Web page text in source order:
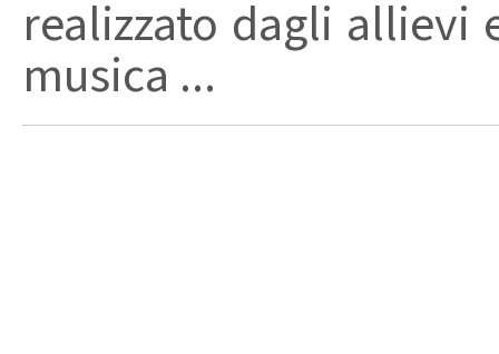
realizzato dagli allievi
musica ...